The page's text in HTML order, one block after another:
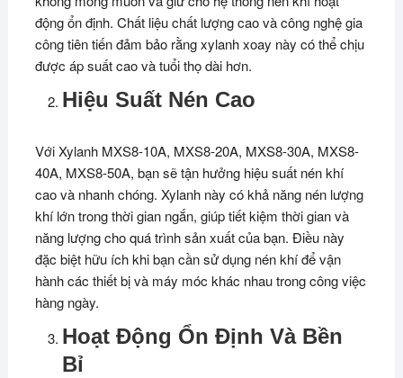
động ổn định. Chất liệu chất lượng cao và công nghệ gia
công tiên tiến đảm bảo rằng xylanh xoay này có thể chịu
được áp suất cao và tuổi thọ dài hơn.
Hiệu Suất Nén Cao
Với Xylanh MXS8-10A, MXS8-20A, MXS8-30A, MXS8-
40A, MXS8-50A, bạn sẽ tận hưởng hiệu suất nén khí
cao và nhanh chóng. Xylanh này có khả năng nén lượng
khí lớn trong thời gian ngắn, giúp tiết kiệm thời gian và
năng lượng cho quá trình sản xuất của bạn. Điều này
đặc biệt hữu ích khi bạn cần sử dụng nén khí để vận
hành các thiết bị và máy móc khác nhau trong công việc
hàng ngày.
Hoạt Động Ổn Định Và Bền
Bỉ